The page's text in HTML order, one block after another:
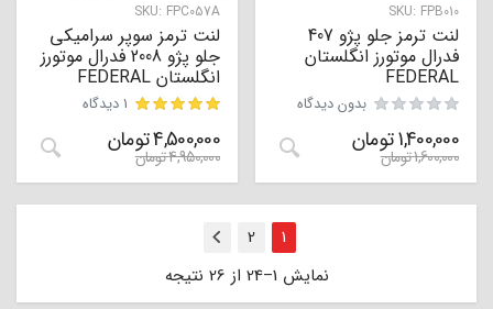
SKU: FPB010
لنت ترمز جلو پژو 407
فدرال موتورز انگلستان
FEDERAL
بدون دیدگاه
1,400,000تومان
1,600,000تومان
SKU: FPC057A
لنت ترمز سوپر سرامیکی
جلو پژو 2008 فدرال موتورز
انگلستان FEDERAL
مشتری
1 دیدگاه
4,500,000تومان
4,950,000تومان
1
2
بعدی
نمایش 1–24 از 26 نتیجه